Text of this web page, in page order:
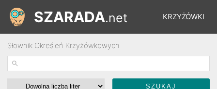
KRZYŻÓWKI
ŁAMIGŁÓWKI
SZARADA.net
Słownik Określeń Krzyżówkowych